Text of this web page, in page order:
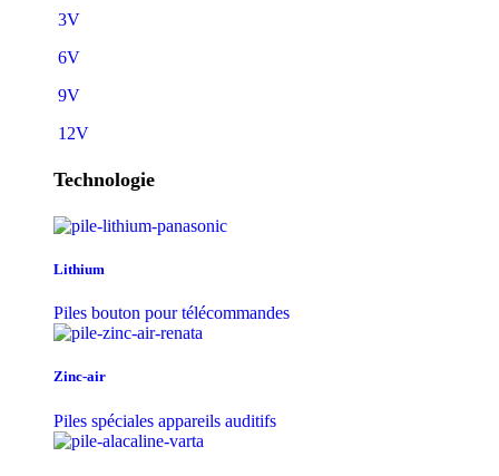
3V
6V
9V
12V
Technologie
Lithium
Piles bouton pour télécommandes
Zinc-air
Piles spéciales appareils auditifs